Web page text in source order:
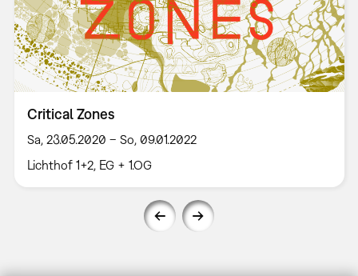
Critical Zones
Sa, 23.05.2020 – So, 09.01.2022
Lichthof 1+2, EG + 1.OG